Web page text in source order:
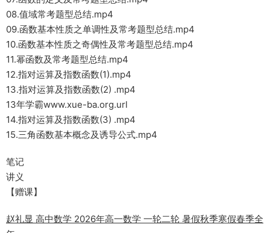
08.值域常考题型总结.mp4
09.函数基本性质之单调性及常考题型总结.mp4
10.函数基本性质之奇偶性及常考题型总结.mp4
11.幂函数及常考题型总结.mp4
12.指对运算及指数函数(1).mp4
13.指对运算及指数函数(2) .mp4
13年学霸www.xue-ba.org.url
14.指对运算及指数函数(3) .mp4
15.三角函数基本概念及诱导公式.mp4
笔记
讲义
【赠课】
赵礼显 高中数学 2026年高一数学 一轮二轮 暑假秋季寒假春季全